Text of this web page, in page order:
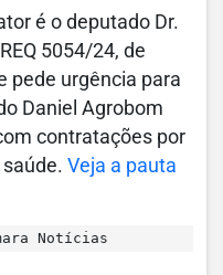
é o deputado Dr.
5054/24, de
pede urgência para
Daniel Agrobom
contratações por
Veja a pauta
Notícias